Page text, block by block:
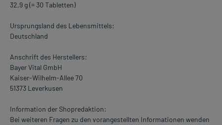
32,9 g (= 30 Tabletten)
Ursprungsland des Lebensmittels:
Deutschland
Anschrift des Herstellers:
Bayer Vital GmbH
Kaiser-Wilhelm-Allee 70
51373 Leverkusen
Information der Shopredaktion:
Bei weiteren Fragen zu den vorangestellten Informationen wenden